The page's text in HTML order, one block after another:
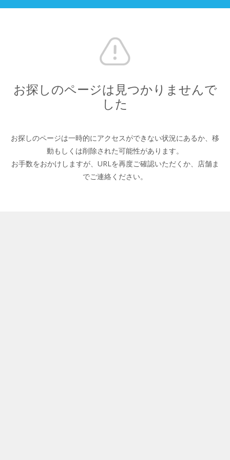
お探しのページは見つかりませんで
した
お探しのページは一時的にアクセスができない状況にあるか、 移
動もしくは削除された可能性があります。
お手数をおかけしますが、URLを再度ご確認いただくか、 店舗ま
でご連絡ください。